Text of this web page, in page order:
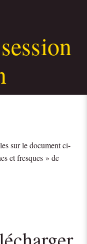
sur le document ci-
et fresques » de